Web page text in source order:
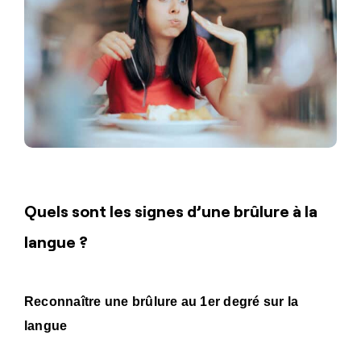
Quels sont les signes d’une brûlure à la
langue ?
Reconnaître une brûlure au 1er degré sur la
langue